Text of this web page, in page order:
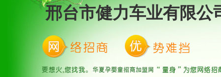
邢台市健力车业有限公